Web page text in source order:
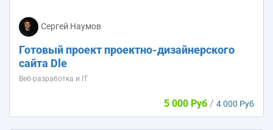
Сергей Наумов
Готовый проект проектно-дизайнерского
сайта Dle
Веб-разработка и IT
5 000 Руб / 4 000 Руб